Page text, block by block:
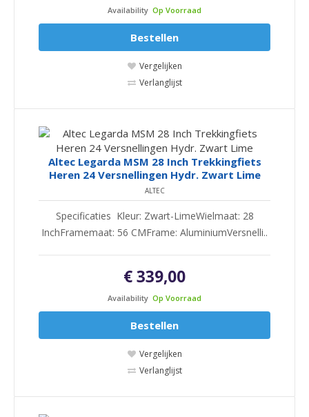
Availability Op Voorraad
Bestellen
Vergelijken
Verlanglijst
Altec Legarda MSM 28 Inch Trekkingfiets
Heren 24 Versnellingen Hydr. Zwart Lime
ALTEC
Specificaties Kleur: Zwart-LimeWielmaat: 28
InchFramemaat: 56 CMFrame: AluminiumVersnelli..
€ 339,00
Availability Op Voorraad
Bestellen
Vergelijken
Verlanglijst